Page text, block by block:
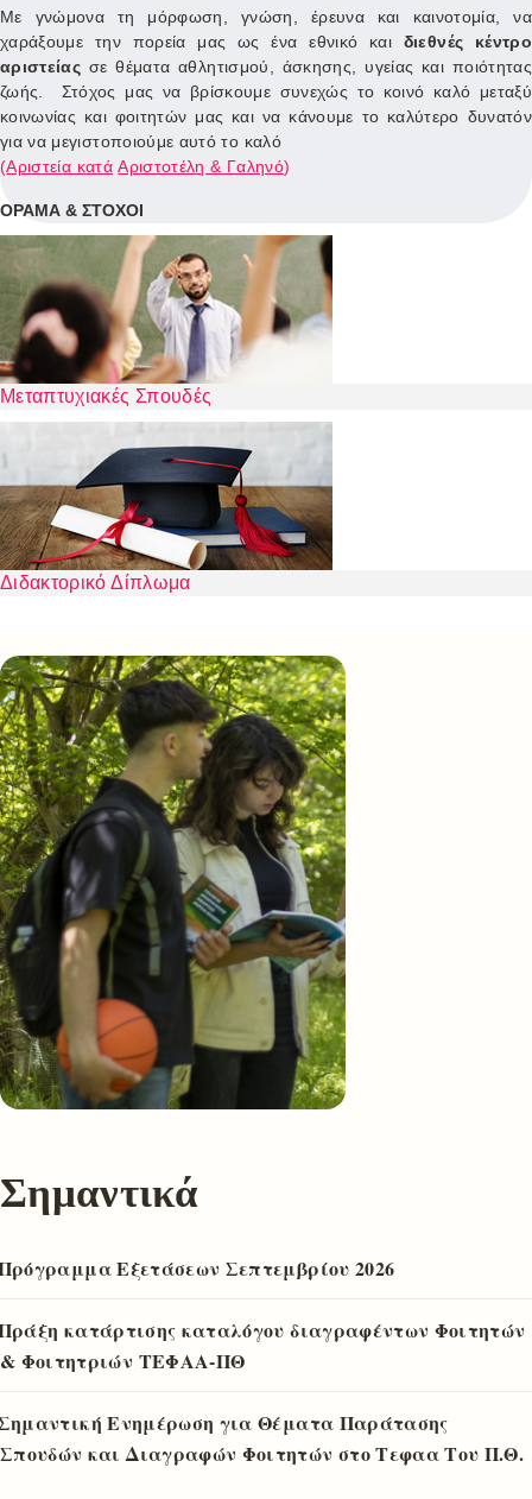
Με γνώμονα τη μόρφωση, γνώση, έρευνα και καινοτομία, να
χαράξουμε την πορεία μας ως ένα εθνικό και διεθνές κέντρο
αριστείας σε θέματα αθλητισμού, άσκησης, υγείας και ποιότητας
ζωής. Στόχος μας να βρίσκουμε συνεχώς το κοινό καλό μεταξύ
κοινωνίας και φοιτητών μας και να κάνουμε το καλύτερο δυνατόν
για να μεγιστοποιούμε αυτό το καλό
(Αριστεία κατά Αριστοτέλη & Γαληνό)
ΟΡΑΜΑ & ΣΤΟΧΟΙ
Μεταπτυχιακές Σπουδές
Διδακτορικό Δίπλωμα
Σημαντικά
Εξετάσεων Σεπτεμβρίου 2026
κατάρτισης καταλόγου διαγραφέντων Φοιτητών
& Φοιτητριών ΤΕΦΑΑ-ΠΘ
Ενημέρωση για Θέματα Παράτασης
Σπουδών και Διαγραφών Φοιτητών στο Τεφαα Του Π.Θ.